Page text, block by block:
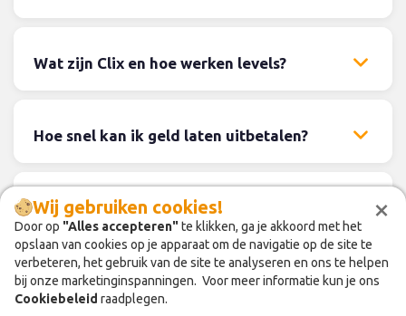
×
Wij gebruiken cookies!
Door op "Alles accepteren"te klikken, ga je akkoord met het
opslaan van cookies op je apparaat om de navigatie op de site te
verbeteren, het gebruik van de site te analyseren en ons te helpen
bij onze marketinginspanningen. Voor meer informatie kun je ons
Cookiebeleid raadplegen.
×
Wij gebruiken cookies!
Door op "Alles accepteren"te klikken, ga je akkoord met het
opslaan van cookies op je apparaat om de navigatie op de site te
verbeteren, het gebruik van de site te analyseren en ons te helpen
bij onze marketinginspanningen. Voor meer informatie kun je ons
Cookiebeleid raadplegen.
Wat zijn Clix en hoe werken levels?
Hoe snel kan ik geld laten uitbetalen?
Hoe kan ik verdienen door vrienden uit te
nodigen?
In welke landen is EuroClix beschikbaar?